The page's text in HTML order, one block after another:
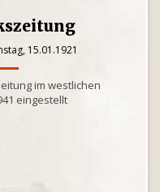
15.01.1921
im westlichen
eingestellt